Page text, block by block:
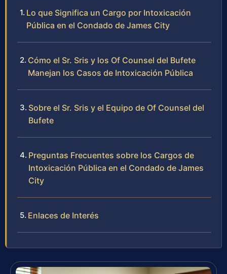
Lo que Significa un Cargo por Intoxicación
Pública en el Condado de James City
Cómo el Sr. Sris y los Of Counsel del Bufete
Manejan los Casos de Intoxicación Pública
Sobre el Sr. Sris y el Equipo de Of Counsel del
Bufete
Preguntas Frecuentes sobre los Cargos de
Intoxicación Pública en el Condado de James
City
Enlaces de Interés